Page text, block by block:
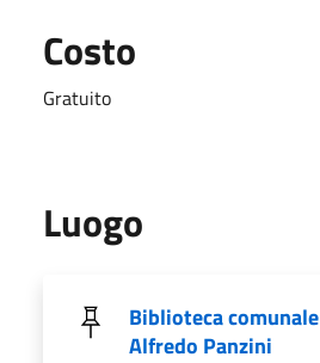
Costo
Gratuito
Luogo
Biblioteca comunale
Alfredo Panzini